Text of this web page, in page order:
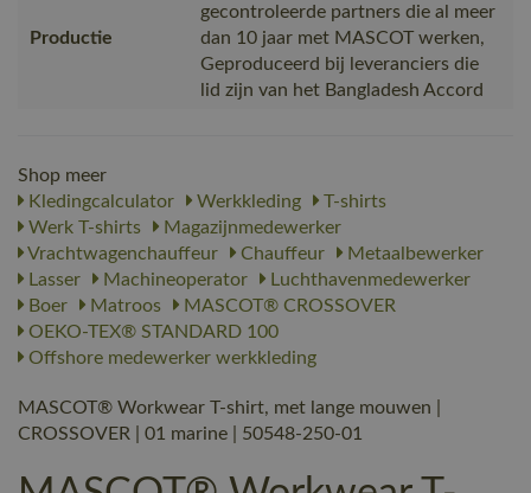
Productie
gecontroleerde partners die al meer
dan 10 jaar met MASCOT werken,
Geproduceerd bij leveranciers die
lid zijn van het Bangladesh Accord
Shop meer
Kledingcalculator
Werkkleding
T-shirts
Werk T-shirts
Magazijnmedewerker
Vrachtwagenchauffeur
Chauffeur
Metaalbewerker
Lasser
Machineoperator
Luchthavenmedewerker
Boer
Matroos
MASCOT® CROSSOVER
OEKO-TEX® STANDARD 100
Offshore medewerker werkkleding
MASCOT® Workwear T-shirt, met lange mouwen |
CROSSOVER | 01 marine | 50548-250-01